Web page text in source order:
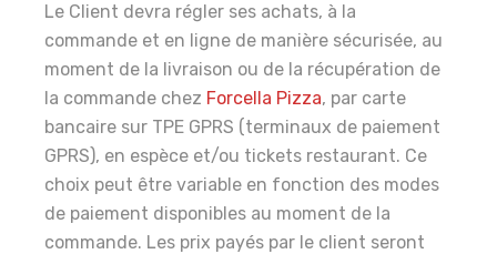
Le Client devra régler ses achats, à la
commande et en ligne de manière sécurisée, au
moment de la livraison ou de la récupération de
la commande chez Forcella Pizza, par carte
bancaire sur TPE GPRS (terminaux de paiement
GPRS), en espèce et/ou tickets restaurant. Ce
choix peut être variable en fonction des modes
de paiement disponibles au moment de la
commande. Les prix payés par le client seront